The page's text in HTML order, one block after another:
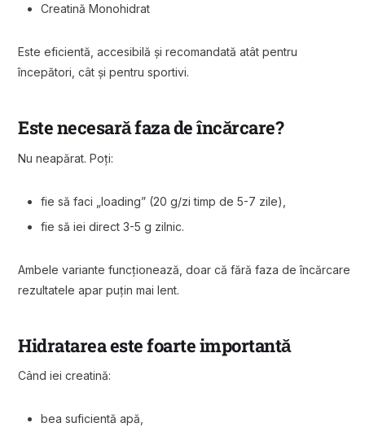
Creatină Monohidrat
Este eficientă, accesibilă și recomandată atât pentru
începători, cât și pentru sportivi.
Este necesară faza de încărcare?
Nu neapărat. Poți:
fie să faci „loading” (20 g/zi timp de 5-7 zile),
fie să iei direct 3-5 g zilnic.
Ambele variante funcționează, doar că fără faza de încărcare
rezultatele apar puțin mai lent.
Hidratarea este foarte importantă
Când iei creatină:
bea suficientă apă,